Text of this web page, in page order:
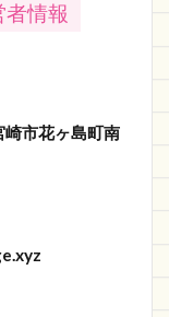
情報
市花ヶ島町南